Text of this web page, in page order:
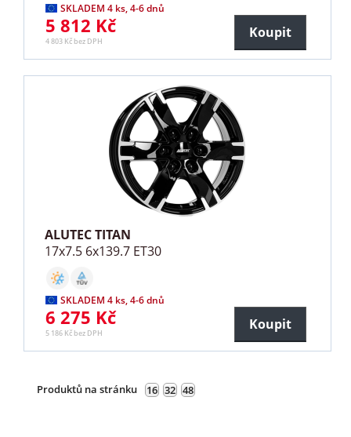
SKLADEM 4 ks, 4-6 dnů
5 812 Kč
4 803 Kč bez DPH
Koupit
ALUTEC TITAN
17x7.5 6x139.7 ET30
SKLADEM 4 ks, 4-6 dnů
6 275 Kč
5 186 Kč bez DPH
Koupit
Produktů na stránku 16 32 48